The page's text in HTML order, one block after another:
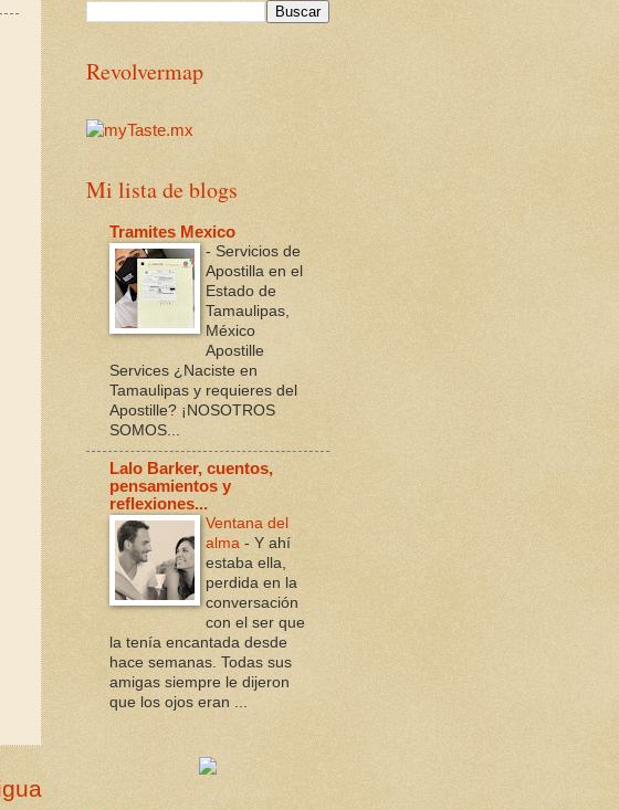
Revolvermap
Mi lista de blogs
Tramites Mexico
- Servicios de
Apostilla en el
Estado de
Tamaulipas,
México
Apostille
Services ¿Naciste en
Tamaulipas y requieres del
Apostille? ¡NOSOTROS
SOMOS...
Lalo Barker, cuentos,
pensamientos y
reflexiones...
Ventana del
alma - Y ahí
estaba ella,
perdida en la
conversación
con el ser que
la tenía encantada desde
hace semanas. Todas sus
amigas siempre le dijeron
que los ojos eran ...